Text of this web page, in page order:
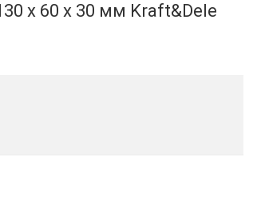
х 60 х 30 мм Kraft&Dele